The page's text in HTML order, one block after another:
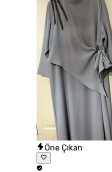
Öne Çıkan